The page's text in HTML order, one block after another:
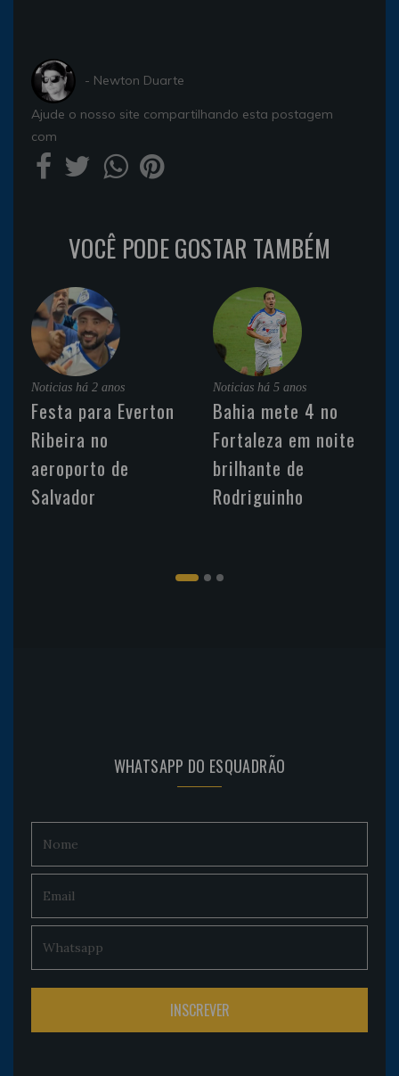
- Newton Duarte
Ajude o nosso site compartilhando esta postagem
com
VOCÊ PODE GOSTAR TAMBÉM
Noticias há 2 anos
Festa para Everton
Ribeira no
aeroporto de
Salvador
Noticias há 5 anos
Bahia mete 4 no
Fortaleza em noite
brilhante de
Rodriguinho
WHATSAPP DO ESQUADRÃO